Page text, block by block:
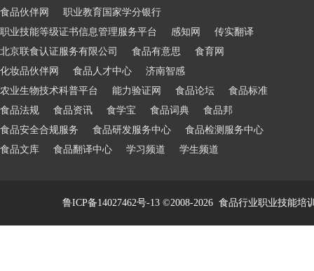
食品伙伴网
职业教育国家学分银行
职业技能等级证书信息管理服务平台
感知网
传实翻译
北京联食认证服务有限公司
食品有意思
食育网
化妆品伙伴网
食品人才中心
济南智感
农业生物技术科普平台
能力验证网 食品论坛
食品标准
食品法规
食品资讯 食学宝 食品词典
食品邦
食品安全合规服务
食品研发服务中心
食品检测服务中心
食品文库
食品翻译中心 学习频道 学生频道
鲁ICP备14027462号-13©2008-2026 食品行业职业技能培